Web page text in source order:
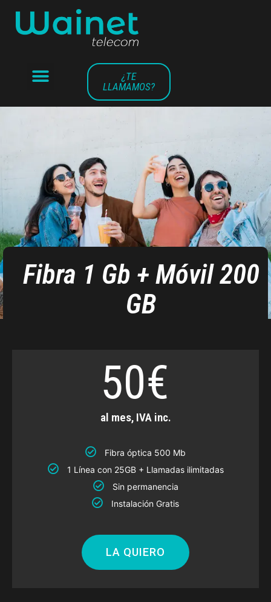
¿TE
LLAMAMOS?
Fibra 1 Gb + Móvil 200
GB
50€
al mes, IVA inc.
Fibra óptica 500 Mb
1 Línea con 25GB + Llamadas ilimitadas
Sin permanencia
Instalación Gratis
LA QUIERO